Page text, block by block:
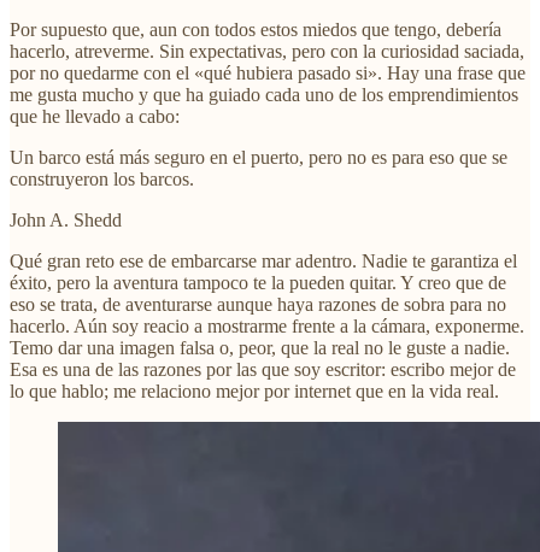
Por supuesto que, aun con todos estos miedos que tengo, debería
hacerlo, atreverme. Sin expectativas, pero con la curiosidad saciada,
por no quedarme con el «qué hubiera pasado si». Hay una frase que
me gusta mucho y que ha guiado cada uno de los emprendimientos
que he llevado a cabo:
Un barco está más seguro en el puerto, pero no es para eso que se
construyeron los barcos.
John A. Shedd
Qué gran reto ese de embarcarse mar adentro. Nadie te garantiza el
éxito, pero la aventura tampoco te la pueden quitar. Y creo que de
eso se trata, de aventurarse aunque haya razones de sobra para no
hacerlo. Aún soy reacio a mostrarme frente a la cámara, exponerme.
Temo dar una imagen falsa o, peor, que la real no le guste a nadie.
Esa es una de las razones por las que soy escritor: escribo mejor de
lo que hablo; me relaciono mejor por internet que en la vida real.